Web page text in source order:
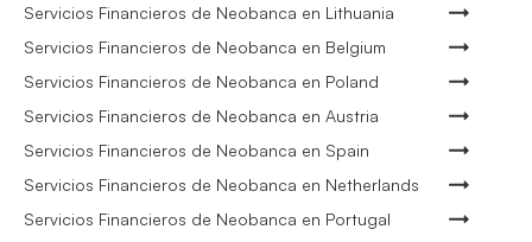
Servicios Financieros de Neobanca en Lithuania
Servicios Financieros de Neobanca en Belgium
Servicios Financieros de Neobanca en Poland
Servicios Financieros de Neobanca en Austria
Servicios Financieros de Neobanca en Spain
Servicios Financieros de Neobanca en Netherlands
Servicios Financieros de Neobanca en Portugal